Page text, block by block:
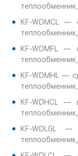
KF-WDMCL —
KF-WDMFL —
KF-WDMHL —
KF-WDHCL —
KF-WDLGL —